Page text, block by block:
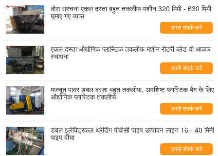
ठोस संरचना एकल दस्ता बहुत तकलीफ मशीन 320 मिमी - 630 मिमी
घुमाए गए व्यास
हमसे संपर्क करें
एकल दस्ता औद्योगिक प्लास्टिक तकलीफ मशीन रोटरी ब्लेड वी आकार
स्थापना
हमसे संपर्क करें
मजबूत पावर डबल दस्ता बहुत तकलीफ, अपशिष्ट प्लास्टिक बैग के लिए
औद्योगिक प्लास्टिक तकलीफ
हमसे संपर्क करें
डबल इलेक्ट्रिकल थ्रेडिंग पीवीसी पाइप उत्पादन लाइन 16 - 40 मिमी
पाइप दीया
हमसे संपर्क करें